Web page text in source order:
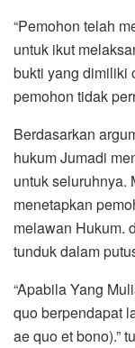
“Pemohon telah
untuk ikut
bukti yang dimiliki
pemohon tidak
Berdasarkan
hukum Jumadi
untuk seluruhnya.
menetapkan
melawan Hukum.
tunduk dalam
“Apabila Yang
quo berpendapat
ae quo et bono).”